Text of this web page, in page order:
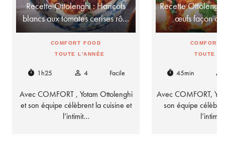
Recette Ottolenghi : Haricots
blancs aux tomates cerises rô…
COMFORT FOOD
TOUTE L'ANNÉE
timer 1h25 person_outline 4 Facile
Avec COMFORT , Yotam Ottolenghi
et son équipe célèbrent la cuisine et
l’intimit…
Recette
œufs façon
COMFORT
TOUTE
timer 45min person_outline
Avec COMFORT,
son équipe